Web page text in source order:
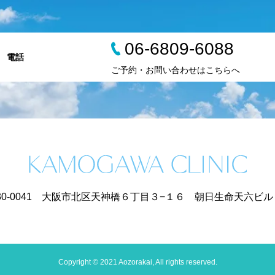
電話 06-6809-6088
ご予約・お問い合わせはこちらへ
0041 大阪市北区天神橋６丁目３−１６ 朝日生命天六ビル
Copyright © 2021 Aozorakai, All rights reserved.